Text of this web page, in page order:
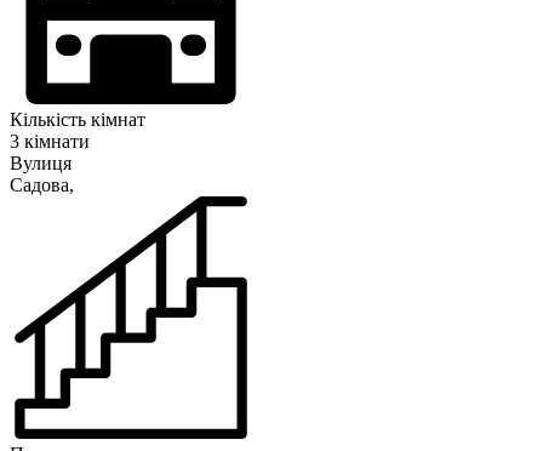
Кількість кімнат
3 кімнати
Вулиця
Садова,